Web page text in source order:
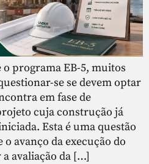
programa EB-5, muitos
se se devem optar
em fase de
cuja construção já
Esta é uma questão
avanço da execução do
avaliação da […]